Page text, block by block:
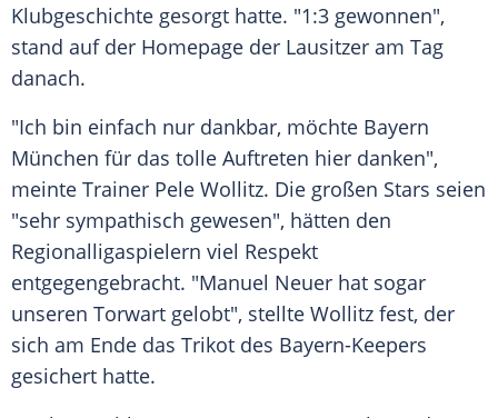
Klubgeschichte gesorgt hatte. "1:3 gewonnen",
stand auf der Homepage der Lausitzer am Tag
danach.
"Ich bin einfach nur dankbar, möchte Bayern
München für das tolle Auftreten hier danken",
meinte Trainer Pele Wollitz. Die großen Stars seien
"sehr sympathisch gewesen", hätten den
Regionalligaspielern viel Respekt
entgegengebracht. "Manuel Neuer hat sogar
unseren Torwart gelobt", stellte Wollitz fest, der
sich am Ende das Trikot des Bayern-Keepers
gesichert hatte.